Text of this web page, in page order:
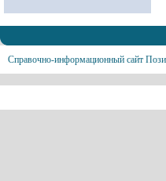
Справочно-информационный сайт